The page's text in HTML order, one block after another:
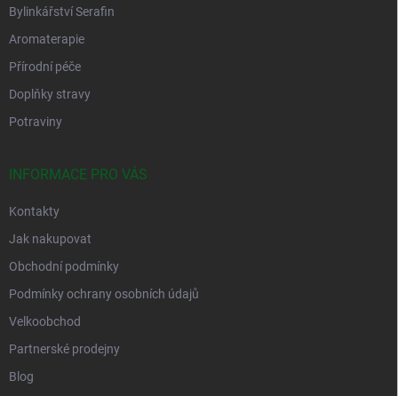
Bylinkářství Serafin
Aromaterapie
Přírodní péče
Doplňky stravy
Potraviny
INFORMACE PRO VÁS
Kontakty
Jak nakupovat
Obchodní podmínky
Podmínky ochrany osobních údajů
Velkoobchod
Partnerské prodejny
Blog